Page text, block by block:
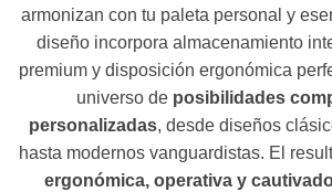
armonizan con tu paleta personal y
diseño incorpora almacenamiento
premium y disposición ergonómica
universo de posibilidades
personalizadas, desde diseños
hasta modernos vanguardistas. El
ergonómica, operativa y